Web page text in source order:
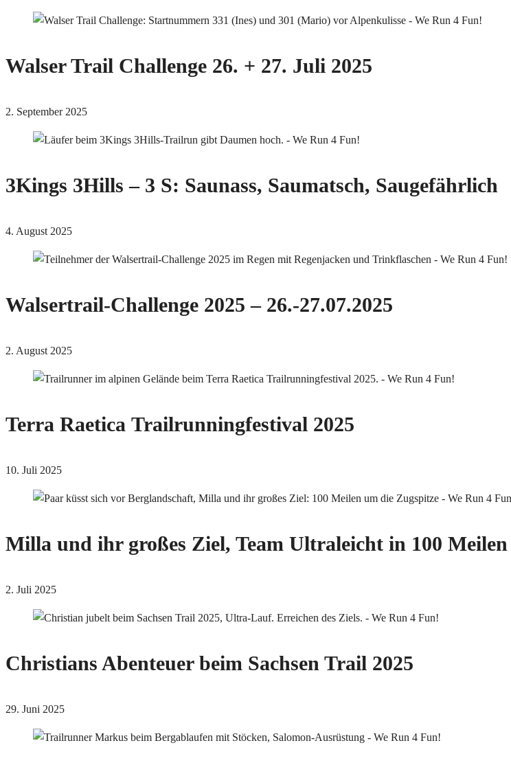
Walser Trail Challenge 26. + 27. Juli 2025
2. September 2025
3Kings 3Hills – 3 S: Saunass, Saumatsch, Saugefährlich
4. August 2025
Walsertrail-Challenge 2025 – 26.-27.07.2025
2. August 2025
Terra Raetica Trailrunningfestival 2025
10. Juli 2025
Milla und ihr großes Ziel, Team Ultraleicht in 100
2. Juli 2025
Christians Abenteuer beim Sachsen Trail 2025
29. Juni 2025